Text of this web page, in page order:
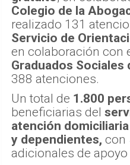
Colegio de la
realizado 131
Servicio de
en colaboración con
Graduados Sociales
388 atenciones.
Un total de 1.800
beneficiarias del
atención
y dependientes, con
adicionales de